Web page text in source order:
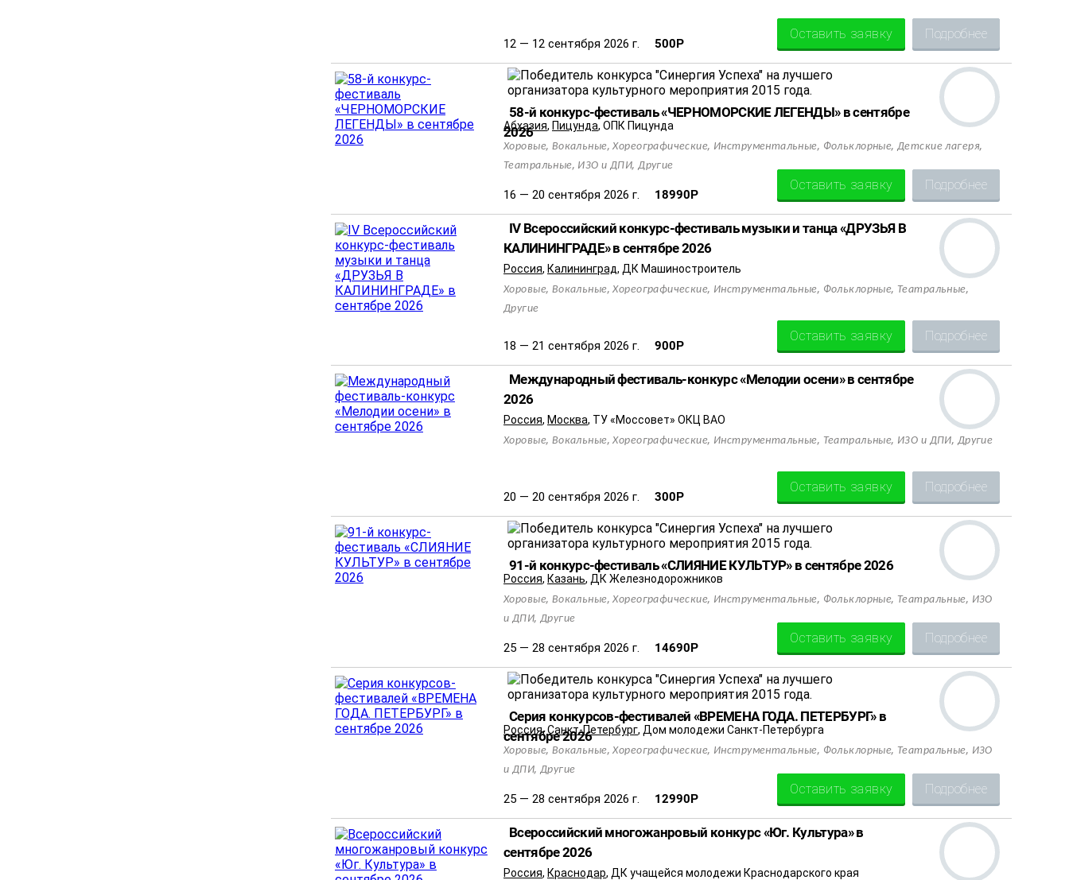
12 — 12 сентября 2026 г. 500Р
Подробнее
Оставить заявку
58-й конкурс-фестиваль «ЧЕРНОМОРСКИЕ ЛЕГЕНДЫ» в сентябре
2026
Абхазия, Пицунда, ОПК Пицунда
Хоровые, Вокальные,Хореографические, Инструментальные, Фольклорные, Детские лагеря,
Театральные, ИЗО и ДПИ, Другие
16 — 20 сентября 2026 г. 18990Р
Подробнее
Оставить заявку
IV Всероссийский конкурс-фестиваль музыки и танца «ДРУЗЬЯ В
КАЛИНИНГРАДЕ» в сентябре 2026
Россия, Калининград, ДК Машиностроитель
Хоровые, Вокальные,Хореографические, Инструментальные, Фольклорные, Театральные,
Другие
18 — 21 сентября 2026 г. 900Р
Подробнее
Оставить заявку
Международный фестиваль-конкурс «Мелодии осени» в сентябре
2026
Россия, Москва, ТУ «Моссовет» ОКЦ ВАО
Хоровые, Вокальные,Хореографические, Инструментальные, Театральные, ИЗО и ДПИ, Другие
20 — 20 сентября 2026 г. 300Р
Подробнее
Оставить заявку
91-й конкурс-фестиваль «СЛИЯНИЕ КУЛЬТУР» в сентябре 2026
Россия, Казань, ДК Железнодорожников
Хоровые, Вокальные,Хореографические, Инструментальные, Фольклорные, Театральные, ИЗО
и ДПИ, Другие
25 — 28 сентября 2026 г. 14690Р
Подробнее
Оставить заявку
Серия конкурсов-фестивалей «ВРЕМЕНА ГОДА. ПЕТЕРБУРГ» в
сентябре 2026
Россия,Санкт-Петербург, Дом молодежи Санкт-Петербурга
Хоровые, Вокальные,Хореографические, Инструментальные, Фольклорные, Театральные, ИЗО
и ДПИ, Другие
25 — 28 сентября 2026 г. 12990Р
Подробнее
Оставить заявку
Всероссийский многожанровый конкурс «Юг. Культура» в
сентябре 2026
Россия, Краснодар, ДК учащейся молодежи Краснодарского края